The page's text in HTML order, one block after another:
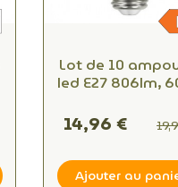
Lot de 10
led E27 806lm, 60W,
14,96 €
Ajouter au